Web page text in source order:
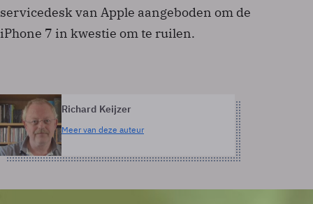
servicedesk van Apple aangeboden om de
iPhone 7 in kwestie om te ruilen.
Richard Keijzer
Meer van deze auteur